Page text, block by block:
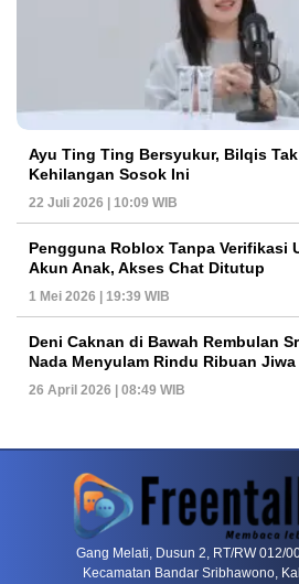
Ayu Ting Ting Bersyukur, Bilqis
Kehilangan Sosok Ini
22 Juli 2026 | 10:09 WIB
Pengguna Roblox Tanpa Verifikasi
Akun Anak, Akses Chat Ditutup
1 Mei 2026 | 19:39 WIB
Deni Caknan di Bawah Rembulan
Nada Menyulam Rindu Ribuan Jiwa
26 April 2026 | 08:49 WIB
Gang Melati, Dusun 2, RT/RW 012/
Kecamatan Bandar Sribhawono,